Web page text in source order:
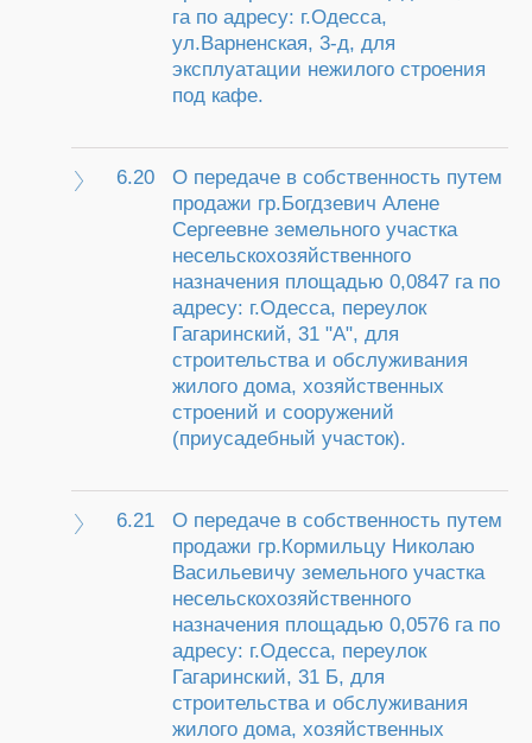
га по адресу: г.Одесса,
ул.Варненская, 3-д, для
эксплуатации нежилого строения
под кафе.
6.20
О передаче в собственность путем
продажи гр.Богдзевич Алене
Сергеевне земельного участка
несельскохозяйственного
назначения площадью 0,0847 га по
адресу: г.Одесса, переулок
Гагаринский, 31 "А", для
строительства и обслуживания
жилого дома, хозяйственных
строений и сооружений
(приусадебный участок).
6.21
О передаче в собственность путем
продажи гр.Кормильцу Николаю
Васильевичу земельного участка
несельскохозяйственного
назначения площадью 0,0576 га по
адресу: г.Одесса, переулок
Гагаринский, 31 Б, для
строительства и обслуживания
жилого дома, хозяйственных